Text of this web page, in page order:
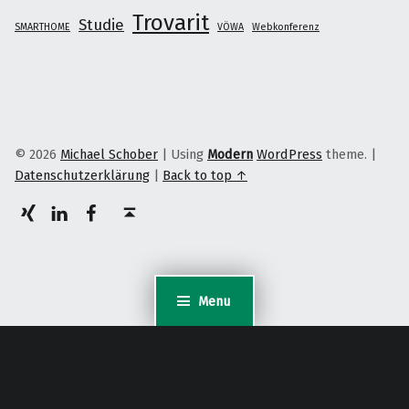
Menu
SMARTHOME Studie Trovarit VÖWA Webkonferenz
© 2026 Michael Schober | Using Modern WordPress theme. |
Datenschutzerklärung | Back to top ↑